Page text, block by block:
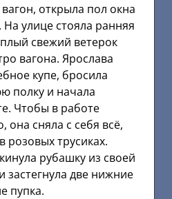
открыла пол окна
улице стояла ранняя
свежий ветерок
вагона. Ярослава
купе, бросила
полку и начала
Чтобы в работе
она сняла с себя всё,
розовых трусиках.
рубашку из своей
две нижние
пупка.